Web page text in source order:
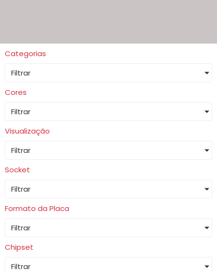
Categorias
Filtrar
Cores
Filtrar
Visualização
Filtrar
Socket
Filtrar
Formato da Placa
Filtrar
Chipset
Filtrar